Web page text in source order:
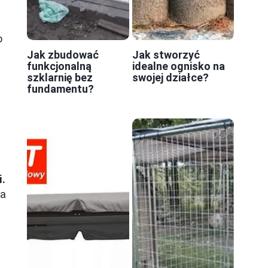
Jak zbudować
funkcjonalną
szklarnię bez
fundamentu?
Jak stworzyć
idealne ognisko na
swojej działce?